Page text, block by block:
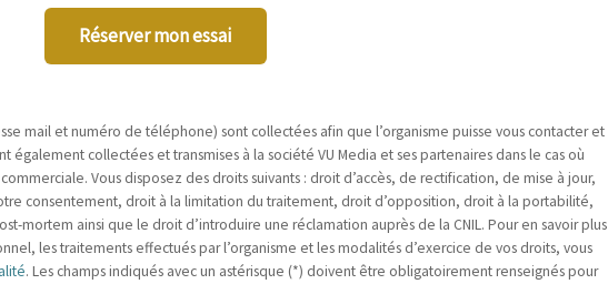
Réserver mon essai
mail et numéro de téléphone) sont collectées afin que l’organisme puisse vous contacter et
également collectées et transmises à la société VU Media et ses partenaires dans le cas où
Vous disposez des droits suivants : droit d’accès, de rectification, de mise à jour,
consentement, droit à la limitation du traitement, droit d’opposition, droit à la portabilité,
mortem ainsi que le droit d’introduire une réclamation auprès de la CNIL. Pour en savoir plus
les traitements effectués par l’organisme et les modalités d’exercice de vos droits, vous
. Les champs indiqués avec un astérisque (*) doivent être obligatoirement renseignés pour